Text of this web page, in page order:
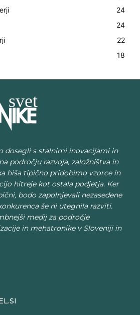
24
24
22
18
dosegli s stalnimi inovacijami in
področju razvoja, založništva in
hiša tipično pridobimo vzorce in
hitreje kot ostala podjetja. Ker
bodo zapolnjevali nezasedene
še ni utegnila razviti.
medij za področje
in mehatronike v Sloveniji in